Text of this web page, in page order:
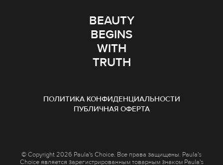
BEAUTY
BEGINS
WITH
TRUTH
ПОЛИТИКА КОНФИДЕНЦИАЛЬНОСТИ
ПУБЛИЧНАЯ ОФЕРТА
© Copyright 2026 Paula's Choice. Все права защищены. Paula's
Choice является зарегистрированным товарным знаком Paula's